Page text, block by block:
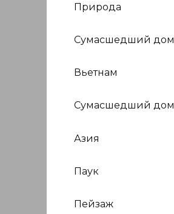
Природа
Сумасшедший дом
Вьетнам
Сумасшедший дом
Азия
Паук
Пейзаж